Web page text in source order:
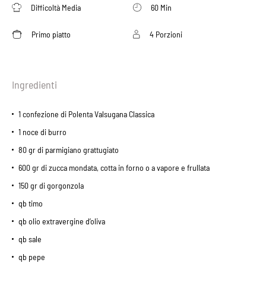
Difficoltà Media 60 Min
Primo piatto 4 Porzioni
Ingredienti
1 confezione di Polenta Valsugana Classica
1 noce di burro
80 gr di parmigiano grattugiato
600 gr di zucca mondata, cotta in forno o a vapore e frullata
150 gr di gorgonzola
qb timo
qb olio extravergine d’oliva
qb sale
qb pepe